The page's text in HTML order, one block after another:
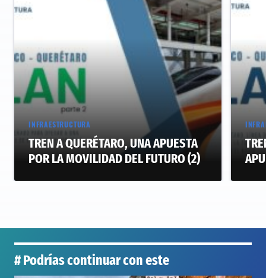
INFRAESTRUCTURA
TREN A QUERÉTARO, UNA APUESTA
POR LA MOVILIDAD DEL FUTURO (2)
# Podrías continuar con este